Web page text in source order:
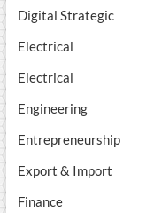
Digital Strategic
Electrical
Electrical
Engineering
Entrepreneurship
Export & Import
Finance